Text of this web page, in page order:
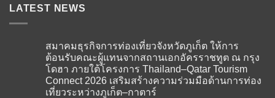
LATEST NEWS
สมาคมธุรกิจการท่องเที่ยวจังหวัดภูเก็ต ให้การ
ต้อนรับคณะผู้แทนจากสถานเอกอัครราชทูต ณ กรุง
โดฮา ภายใต้โครงการ Thailand–Qatar Tourism
Connect 2026 เสริมสร้างความร่วมมือด้านการท่อง
เที่ยวระหว่างภูเก็ต–กาตาร์